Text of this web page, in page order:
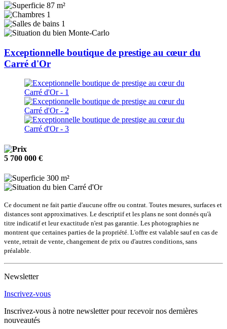
87 m²
1
1
Monte-Carlo
Exceptionnelle boutique de prestige au cœur du
Carré d'Or
5 700 000 €
300 m²
Carré d'Or
Ce document ne fait partie d'aucune offre ou contrat. Toutes mesures, surfaces et
distances sont approximatives. Le descriptif et les plans ne sont donnés qu'à
titre indicatif et leur exactitude n'est pas garantie. Les photographies ne
montrent que certaines parties de la propriété. L'offre est valable sauf en cas de
vente, retrait de vente, changement de prix ou d'autres conditions, sans
préalable.
Newsletter
Inscrivez-vous
Inscrivez-vous à notre newsletter pour recevoir nos dernières
nouveautés